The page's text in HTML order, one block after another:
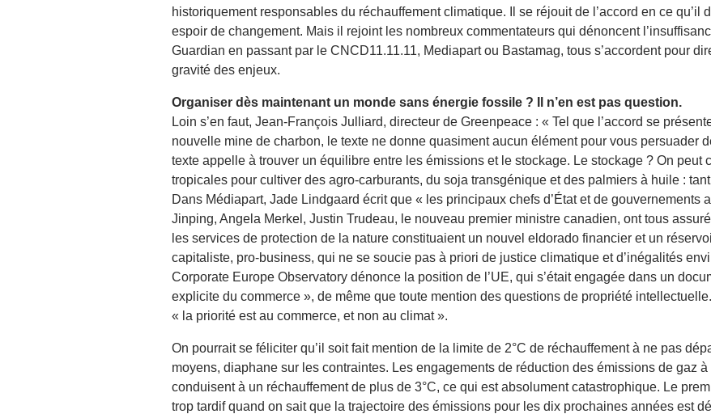
historiquement responsables du réchauffement climatique. Il se réjouit de l’accord en ce qu’il
espoir de changement. Mais il rejoint les nombreux commentateurs qui dénoncent
Guardian en passant par le CNCD11.11.11, Mediapart ou Bastamag, tous s’accordent pour
gravité des enjeux.
Organiser dès maintenant un monde sans énergie fossile ? Il n’en est pas question.
Loin s’en faut, Jean-François Julliard, directeur de Greenpeace : « Tel que l’accord se
nouvelle mine de charbon, le texte ne donne quasiment aucun élément pour vous persuader
texte appelle à trouver un équilibre entre les émissions et le stockage. Le stockage ? On peut
tropicales pour cultiver des agro-carburants, du soja transgénique et des palmiers à huile :
Dans Médiapart, Jade Lindgaard écrit que « les principaux chefs d’État et de gouvernements
Jinping, Angela Merkel, Justin Trudeau, le nouveau premier ministre canadien, ont tous
les services de protection de la nature constituaient un nouvel eldorado financier et un
capitaliste, pro-business, qui ne se soucie pas à priori de justice climatique et d’inégalités
Corporate Europe Observatory dénonce la position de l’UE, qui s’était engagée dans un
explicite du commerce », de même que toute mention des questions de propriété
« la priorité est au commerce, et non au climat ».
On pourrait se féliciter qu’il soit fait mention de la limite de 2°C de réchauffement à ne pas
moyens, diaphane sur les contraintes. Les engagements de réduction des émissions de gaz
conduisent à un réchauffement de plus de 3°C, ce qui est absolument catastrophique. Le
trop tardif quand on sait que la trajectoire des émissions pour les dix prochaines années est